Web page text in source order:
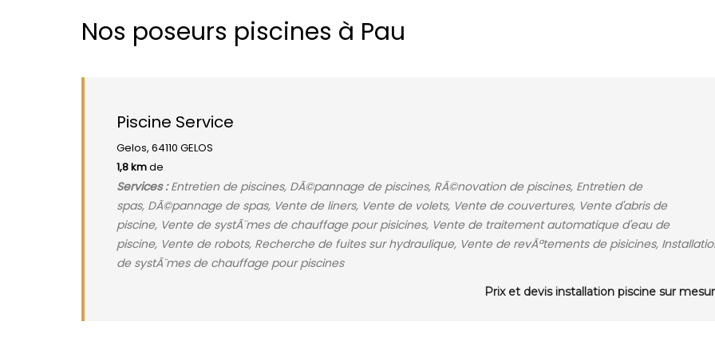
Nos poseurs piscines à Pau
Piscine Service
Gelos, 64110 GELOS
1,8 kmde
Services :Entretien de piscines, DÃ©pannage de piscines, RÃ©novation de piscines, Entretien de
spas, DÃ©pannage de spas, Vente de liners, Vente de volets, Vente de couvertures, Vente d'abris de
piscine, Vente de systÃ¨mes de chauffage pour pisicines, Vente de traitement automatique d'eau de
piscine, Vente de robots, Recherche de fuites sur hydraulique, Vente de revÃªtements de pisicines,
de systÃ¨mes de chauffage pour piscines
Prix et devis installation piscine sur